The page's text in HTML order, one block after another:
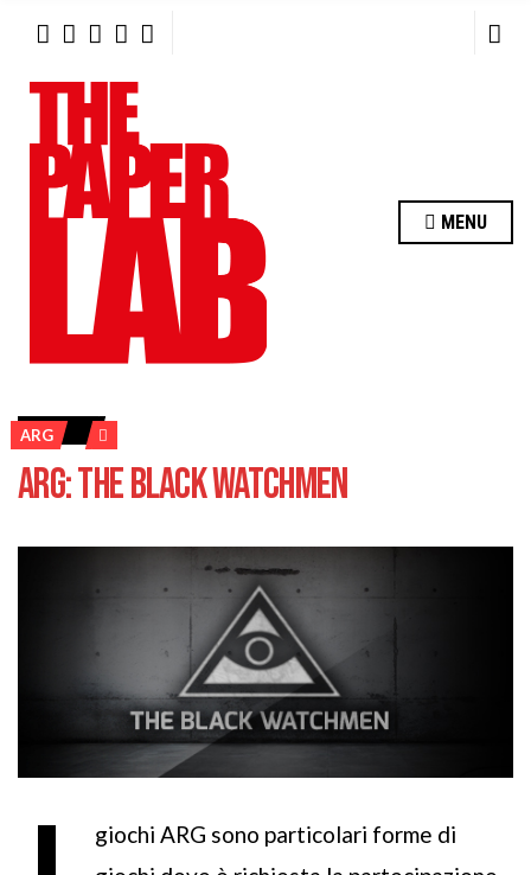
H
O
MENU
ARG
ARG: THE BLACK WATCHMEN
giochi ARG sono particolari forme di